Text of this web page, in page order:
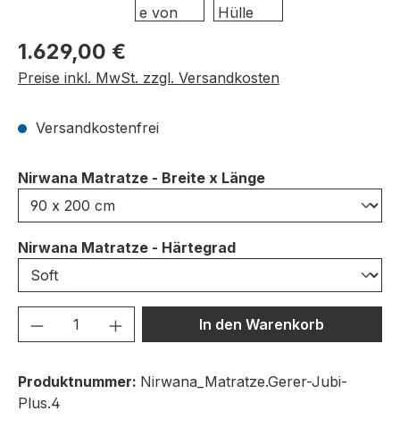
Regulärer Preis:
1.629,00 €
Preise inkl. MwSt. zzgl. Versandkosten
Versandkostenfrei
Nirwana Matratze - Breite x Längeauswählen
Nirwana Matratze - Härtegradauswählen
Produkt Anzahl: Gib denIn den Warenkorb
Produktnummer: Nirwana_Matratze.Gerer-Jubi-
Plus.4